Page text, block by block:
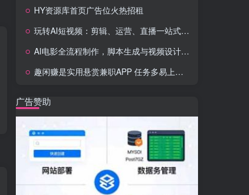
流量卡代理掘金0门槛每天躺赚3000+多种推广渠道新手小白轻松上手 Videoleap剪辑大师班：掌握Videoleap所有核心工具与使用技巧，一人产出专业级作品
HY资源库首页广告位火热招租
玩转AI短视频：剪辑、运营、直播一站式教学，轻松打造流量神话
AI电影全流程制作，脚本生成与视频设计，配音配乐一体化解决方案
趣闲赚是实用悬赏兼职APP 任务多易上手 能提现还可邀友分成
广告赞助